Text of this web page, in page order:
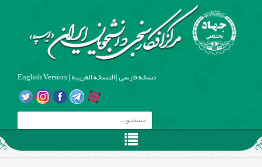
نسخه فارسی|النسخه العربیه|
English Version